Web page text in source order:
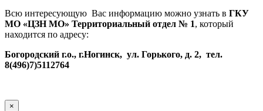
Всю интересующую Вас информацию можно узнать в ГКУ
МО «ЦЗН МО» Территориальный отдел № 1, который
находится по адресу:
Богородский г.о., г.Ногинск, ул. Горького, д. 2, тел.
8(496)7)5112764
×